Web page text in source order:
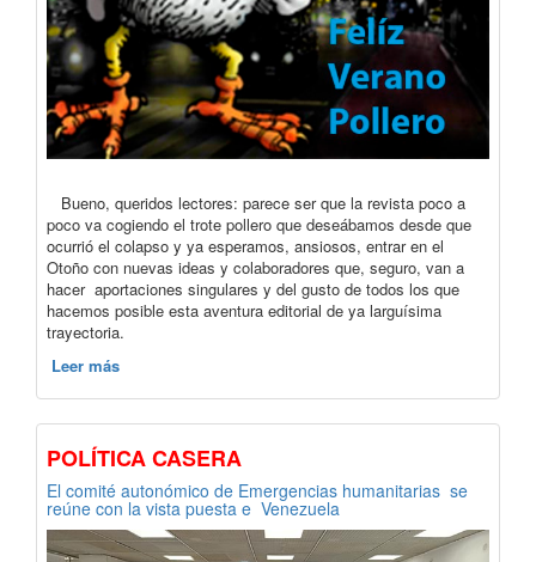
Bueno, queridos lectores: parece ser que la revista poco a
poco va cogiendo el trote pollero que deseábamos desde que
ocurrió el colapso y ya esperamos, ansiosos, entrar en el
Otoño con nuevas ideas y colaboradores que, seguro, van a
hacer aportaciones singulares y del gusto de todos los que
hacemos posible esta aventura editorial de ya larguísima
trayectoria.
Leer más
POLÍTICA CASERA
El comité autonómico de Emergencias humanitarias se
reúne con la vista puesta e Venezuela